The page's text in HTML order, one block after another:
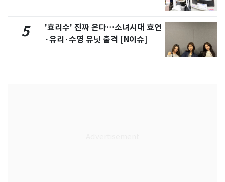
5
'효리수' 진짜 온다…소녀시대 효연
·유리·수영 유닛 출격 [N이슈]